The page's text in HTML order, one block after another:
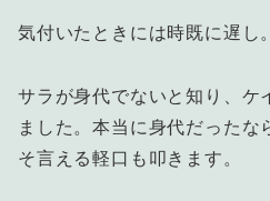
気付いたときには時既に遅し。
サラが身代でないと知り、ケ
ました。本当に身代だったな
そ言える軽口も叩きます。